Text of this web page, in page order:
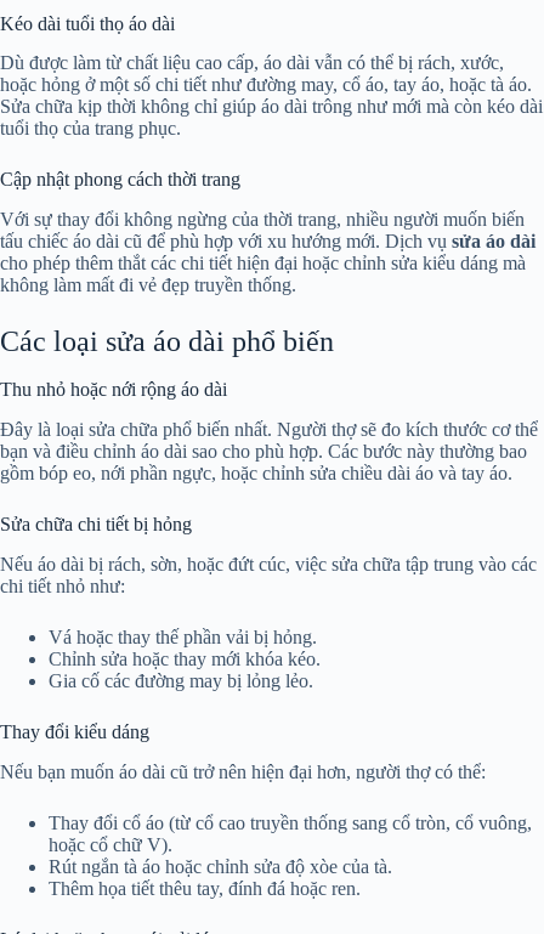
Kéo dài tuổi thọ áo dài
Dù được làm từ chất liệu cao cấp, áo dài vẫn có thể bị rách, xước,
hoặc hỏng ở một số chi tiết như đường may, cổ áo, tay áo, hoặc tà áo.
Sửa chữa kịp thời không chỉ giúp áo dài trông như mới mà còn kéo dài
tuổi thọ của trang phục.
Cập nhật phong cách thời trang
Với sự thay đổi không ngừng của thời trang, nhiều người muốn biến
tấu chiếc áo dài cũ để phù hợp với xu hướng mới. Dịch vụ sửa áo dài
cho phép thêm thắt các chi tiết hiện đại hoặc chỉnh sửa kiểu dáng mà
không làm mất đi vẻ đẹp truyền thống.
Các loại sửa áo dài phổ biến
Thu nhỏ hoặc nới rộng áo dài
Đây là loại sửa chữa phổ biến nhất. Người thợ sẽ đo kích thước cơ thể
bạn và điều chỉnh áo dài sao cho phù hợp. Các bước này thường bao
gồm bóp eo, nới phần ngực, hoặc chỉnh sửa chiều dài áo và tay áo.
Sửa chữa chi tiết bị hỏng
Nếu áo dài bị rách, sờn, hoặc đứt cúc, việc sửa chữa tập trung vào các
chi tiết nhỏ như:
Vá hoặc thay thế phần vải bị hỏng.
Chỉnh sửa hoặc thay mới khóa kéo.
Gia cố các đường may bị lỏng lẻo.
Thay đổi kiểu dáng
Nếu bạn muốn áo dài cũ trở nên hiện đại hơn, người thợ có thể:
Thay đổi cổ áo (từ cổ cao truyền thống sang cổ tròn, cổ vuông,
hoặc cổ chữ V).
Rút ngắn tà áo hoặc chỉnh sửa độ xòe của tà.
Thêm họa tiết thêu tay, đính đá hoặc ren.